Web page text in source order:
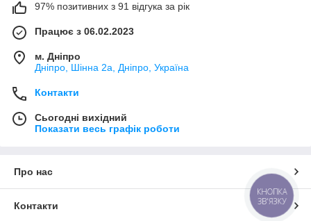
97% позитивних з 91 відгука за рік
Працює з 06.02.2023
м. Дніпро
Дніпро, Шінна 2а, Дніпро, Україна
Контакти
Сьогодні вихідний
Показати весь графік роботи
Про нас
Контакти
КНОПКА
ЗВ'ЯЗКУ